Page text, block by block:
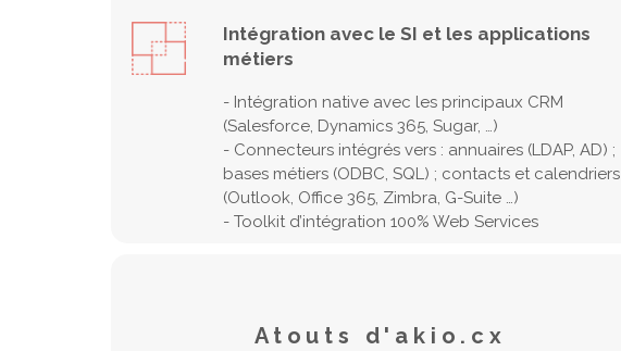
Intégration avec le SI et les applications
métiers
- Intégration native avec les principaux CRM
(Salesforce, Dynamics 365, Sugar, …)
- Connecteurs intégrés vers : annuaires (LDAP, AD) ;
bases métiers (ODBC, SQL) ; contacts et calendriers
(Outlook, Office 365, Zimbra, G-Suite …)
- Toolkit d’intégration 100% Web Services
Atouts d'akio.cx